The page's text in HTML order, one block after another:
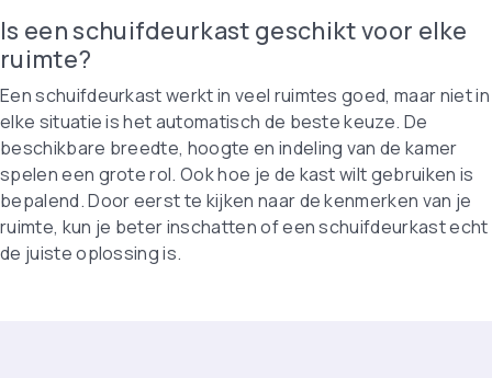
Is een schuifdeurkast geschikt voor elke
ruimte?
Een schuifdeurkast werkt in veel ruimtes goed, maar niet in
elke situatie is het automatisch de beste keuze. De
beschikbare breedte, hoogte en indeling van de kamer
spelen een grote rol. Ook hoe je de kast wilt gebruiken is
bepalend. Door eerst te kijken naar de kenmerken van je
ruimte, kun je beter inschatten of een schuifdeurkast echt
de juiste oplossing is.